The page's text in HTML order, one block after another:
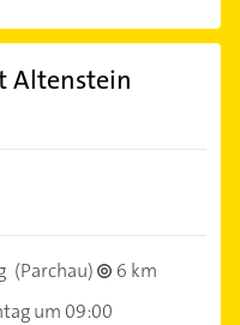
Altenstein
(Parchau)
6 km
um 09:00